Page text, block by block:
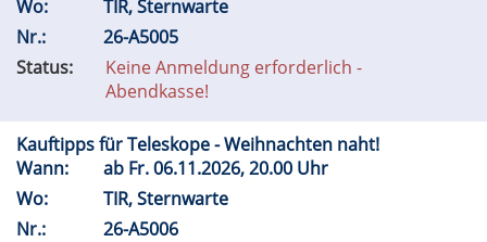
Wo:
TIR, Sternwarte
Nr.:
26-A5005
Status:
Keine Anmeldung erforderlich -
Abendkasse!
Kauftipps für Teleskope - Weihnachten naht!
Wann:
ab Fr.06.11.2026, 20.00 Uhr
Wo:
TIR, Sternwarte
Nr.:
26-A5006